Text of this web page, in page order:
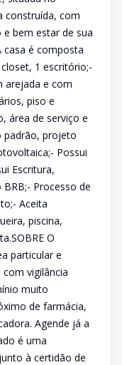
construída, com
bem estar de sua
casa é composta
1 escritório;-
arejada e com
piso e
área de serviço e
padrão, projeto
Possui
Escritura,
Processo de
Aceita
piscina,
O
particular e
vigilância
muito
de farmácia,
Agende já a
é uma
à certidão de